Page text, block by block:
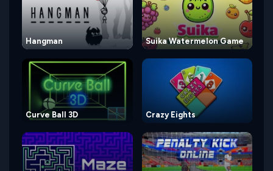
Hangman Suika Watermelon Game
Curve Ball 3D Crazy Eights